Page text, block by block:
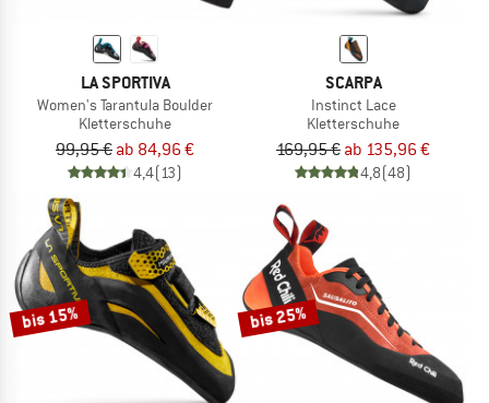
LA SPORTIVA
Women's Tarantula Boulder
Kletterschuhe
99,95 € ab 84,96 €
4,4(13)
SCARPA
Instinct Lace
Kletterschuhe
169,95 € ab 135,96 €
4,8(48)
bis 15% bis 25%